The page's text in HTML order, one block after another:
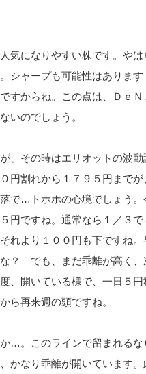
気になりやすい株です。やは
シャープも可能性はあります
すからね。この点は、ＤｅＮ
いのでしょう。
、その時はエリオットの波動
円割れから１７９５円までが
で…トホホの心境でしょう。
円ですね。通常なら１／３で
れより１００円も下ですね。
？ でも、まだ乖離が高く、
、開いている様で、一日５円
ら再来週の頭ですね。
…。このラインで留まれるな
かなり乖離が開いています。